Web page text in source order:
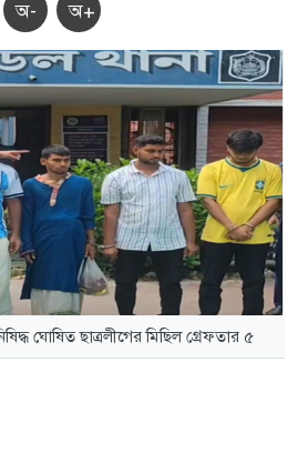
অ- অ+
ঘোষিত ছাত্রলীগের মিছিল গ্রেফতার ৫